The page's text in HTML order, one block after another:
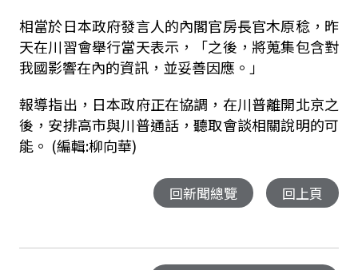
相當於日本政府發言人的內閣官房長官木原稔，昨
天在川習會舉行當天表示，「之後，將蒐集包含對
我國影響在內的資訊，並妥善因應。」
報導指出，日本政府正在協調，在川普離開北京之
後，安排高市與川普通話，聽取會談相關說明的可
能。 (編輯:柳向華)
回新聞總覽 回上頁